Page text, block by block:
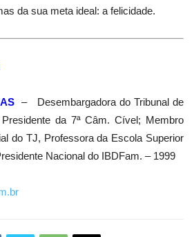
da sua meta ideal: a felicidade.
– Desembargadora do Tribunal de
da 7ª Câm. Cível; Membro
do TJ, Professora da Escola Superior
Nacional do IBDFam. – 1999